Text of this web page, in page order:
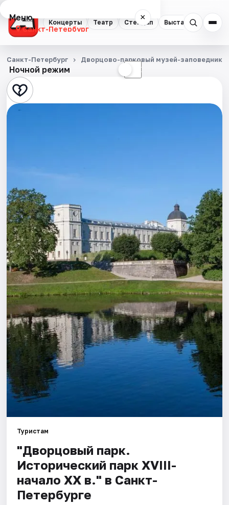
Концерты Театр Стендап Выставки
Меню ×
Санкт-Петербург
Концерты
Театр
Стендап
Экскурсии
Спорт
События
Города
Площадки
Артисты
Рейтинги
Ночной режим ☾
Санкт-Петербург Дворцово-парковый музей-заповедник
Туристам
"Дворцовый парк.
Исторический парк XVIII-
начало XX в." в Санкт-
Петербурге